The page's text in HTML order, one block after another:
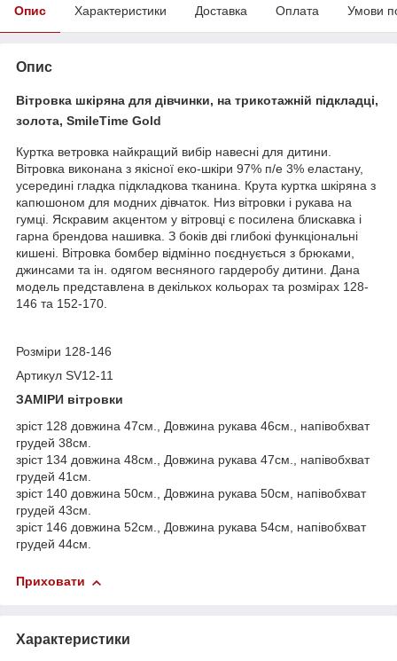
Опис Характеристики Доставка Оплата Умови
Опис
Вітровка шкіряна для дівчинки, на трикотажній підкладці,
золота, SmileTime Gold
Куртка ветровка найкращий вибір навесні для дитини.
Вітровка виконана з якісної еко-шкіри 97% п/е 3% еластану,
усередині гладка підкладкова тканина. Крута куртка шкіряна з
капюшоном для модних дівчаток. Низ вітровки і рукава на
гумці. Яскравим акцентом у вітровці є посилена блискавка і
гарна брендова нашивка. З боків дві глибокі функціональні
кишені. Вітровка бомбер відмінно поєднується з брюками,
джинсами та ін. одягом весняного гардеробу дитини. Дана
модель представлена в декількох кольорах та розмірах 128-
146 та 152-170.
Розміри 128-146
Артикул SV12-11
ЗАМІРИ вітровки
зріст 128 довжина 47см., Довжина рукава 46см., напівобхват
грудей 38см.
зріст 134 довжина 48см., Довжина рукава 47см., напівобхват
грудей 41см.
зріст 140 довжина 50см., Довжина рукава 50см, напівобхват
грудей 43см.
зріст 146 довжина 52см., Довжина рукава 54см, напівобхват
грудей 44см.
Приховати
Характеристики